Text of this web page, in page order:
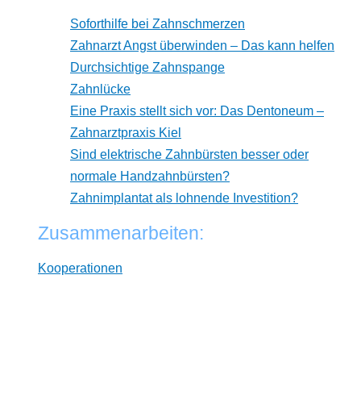
Soforthilfe bei Zahnschmerzen
Zahnarzt Angst überwinden – Das kann helfen
Durchsichtige Zahnspange
Zahnlücke
Eine Praxis stellt sich vor: Das Dentoneum –
Zahnarztpraxis Kiel
Sind elektrische Zahnbürsten besser oder
normale Handzahnbürsten?
Zahnimplantat als lohnende Investition?
Zusammenarbeiten:
Kooperationen